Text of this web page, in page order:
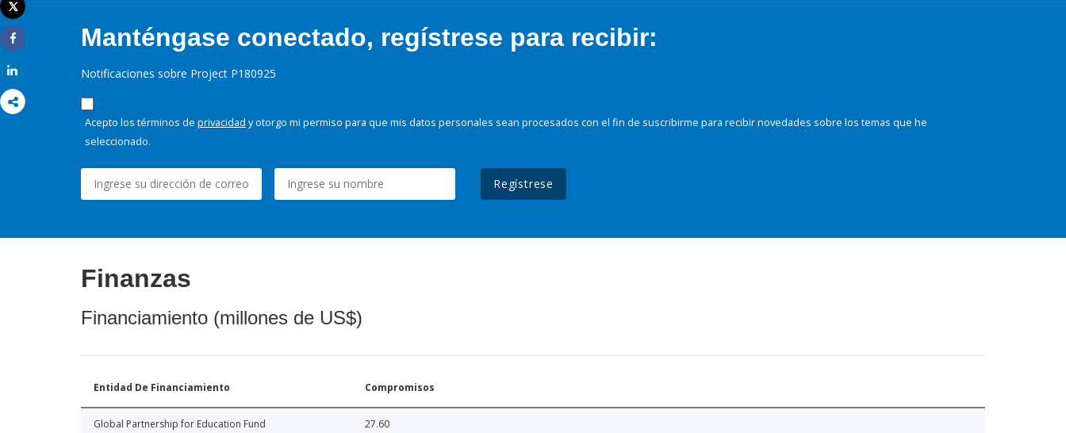
Imprimir
Tweet
Share
Manténgase conectado, regístrese para recibir:
Notificaciones sobre Project P180925
Acepto los términos de privacidad y otorgo mi permiso para que mis datos personales sean procesados con el fin de suscribirme para recibir novedades sobre los temas que he
seleccionado.
Regístrese
Finanzas
Financiamiento (millones de US$)
Entidad De Financiamiento Compromisos
Global Partnership for Education Fund 27.60